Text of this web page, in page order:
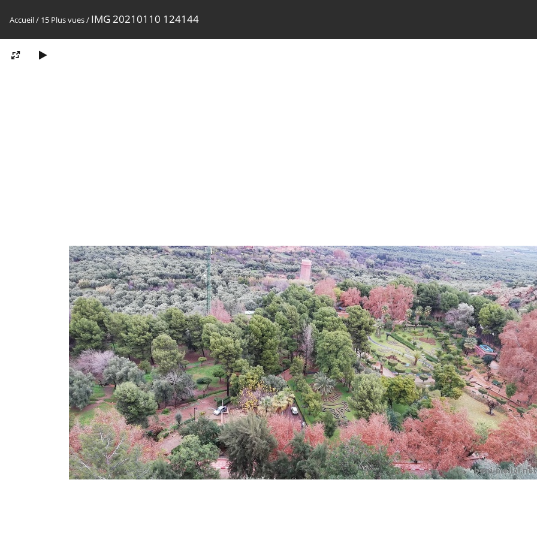
Accueil/ 15 Plus vues/ IMG 20210110 124144